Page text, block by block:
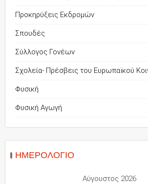
Προκηρύξεις Εκδρομών
Σπουδές
Σύλλογος Γονέων
Σχολεία- Πρέσβεις του Ευρωπαϊκού
Φυσική
Φυσική Αγωγή
ΗΜΕΡΟΛΌΓΙΟ
Αύγουστος 2026